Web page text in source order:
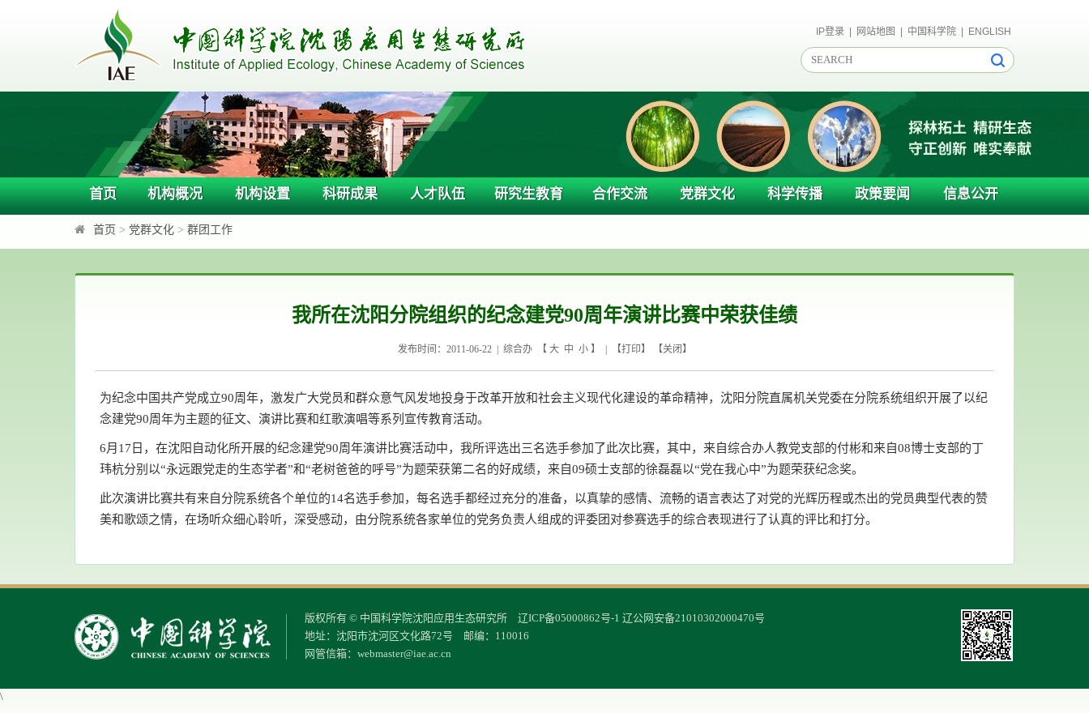
IP登录| 网站地图 中国科学院| ENGLISH
首页 机构概况 机构设置 科研成果 人才队伍 研究生教育 合作交流 党群文化 科学传播 政策要闻 信息公开
首页 > 党群文化 > 群团工作
我所在沈阳分院组织的纪念建党90周年演讲比赛中荣获佳绩
发布时间：2011-06-22 | 综合办 【 大 中 小】 | 【打印】 【关闭 】
为纪念中国共产党成立90周年，激发广大党员和群众意气风发地投身于改革开放和社会主义现代化建设的革命精神，沈阳分院直属机关党委在分院系统组织开展了以纪
念建党90周年为主题的征文、演讲比赛和红歌演唱等系列宣传教育活动。
6月17日，在沈阳自动化所开展的纪念建党90周年演讲比赛活动中，我所评选出三名选手参加了此次比赛，其中，来自综合办人教党支部的付彬和来自08博士支部的丁
玮杭分别以“永远跟党走的生态学者”和“老树爸爸的呼号”为题荣获第二名的好成绩，来自09硕士支部的徐磊磊以“党在我心中”为题荣获纪念奖。
此次演讲比赛共有来自分院系统各个单位的14名选手参加，每名选手都经过充分的准备，以真挚的感情、流畅的语言表达了对党的光辉历程或杰出的党员典型代表的赞
美和歌颂之情，在场听众细心聆听，深受感动，由分院系统各家单位的党务负责人组成的评委团对参赛选手的综合表现进行了认真的评比和打分。
版权所有 © 中国科学院沈阳应用生态研究所 辽ICP备05000862号-1 辽公网安备21010302000470号
地址：沈阳市沈河区文化路72号 邮编：110016
网管信箱： webmaster@iae.ac.cn
\